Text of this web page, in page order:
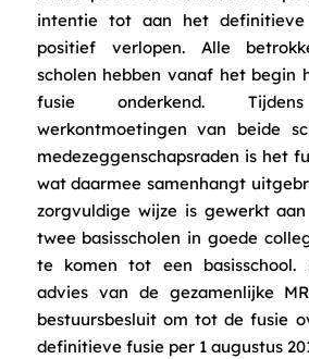
intentie tot aan het definitieve
positief verlopen. Alle
scholen hebben vanaf het begin
fusie onderkend. Tijdens
werkontmoetingen van beide
medezeggenschapsraden is het
wat daarmee samenhangt
zorgvuldige wijze is gewerkt
twee basisscholen in goede
te komen tot een basisschool.
advies van de gezamenlijke
bestuursbesluit om tot de fusie
definitieve fusie per 1 augustus